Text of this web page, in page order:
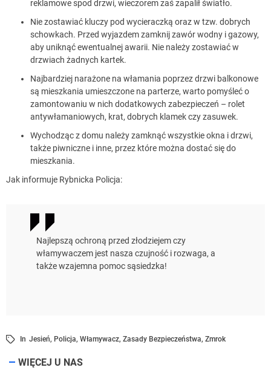
reklamowe spod drzwi, wieczorem zaś zapalił światło.
Nie zostawiać kluczy pod wycieraczką oraz w tzw. dobrych
schowkach. Przed wyjazdem zamknij zawór wodny i gazowy,
aby uniknąć ewentualnej awarii. Nie należy zostawiać w
drzwiach żadnych kartek.
Najbardziej narażone na włamania poprzez drzwi balkonowe
są mieszkania umieszczone na parterze, warto pomyśleć o
zamontowaniu w nich dodatkowych zabezpieczeń – rolet
antywłamaniowych, krat, dobrych klamek czy zasuwek.
Wychodząc z domu należy zamknąć wszystkie okna i drzwi,
także piwniczne i inne, przez które można dostać się do
mieszkania.
Jak informuje Rybnicka Policja:
Najlepszą ochroną przed złodziejem czy
włamywaczem jest nasza czujność i rozwaga, a
także wzajemna pomoc sąsiedzka!
In Jesień, Policja, Włamywacz, Zasady Bezpieczeństwa, Zmrok
WIĘCEJ U NAS